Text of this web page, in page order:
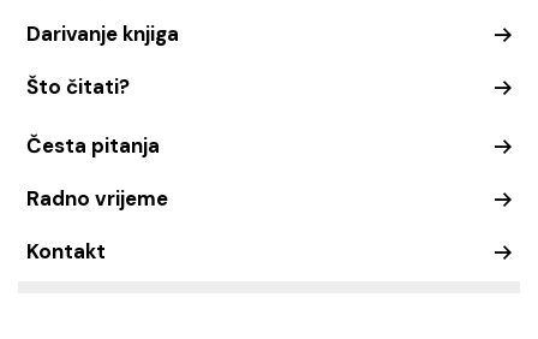
Darivanje knjiga
Što čitati?
Česta pitanja
Radno vrijeme
Kontakt